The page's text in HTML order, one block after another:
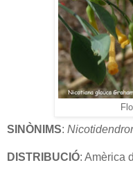
SINÒNIMS:
DISTRIBUCIÓ: Amèrica